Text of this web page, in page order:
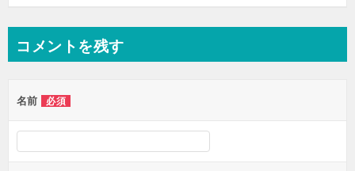
コメントを残す
名前 必須